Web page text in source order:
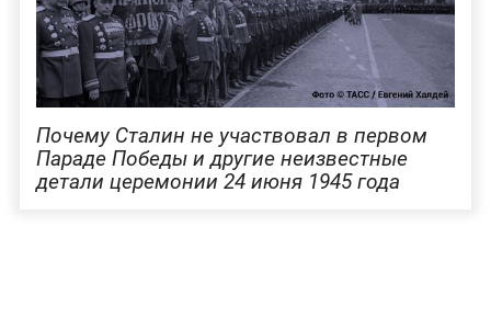
Почему Сталин не участвовал в первом
Параде Победы и другие неизвестные
детали церемонии 24 июня 1945 года